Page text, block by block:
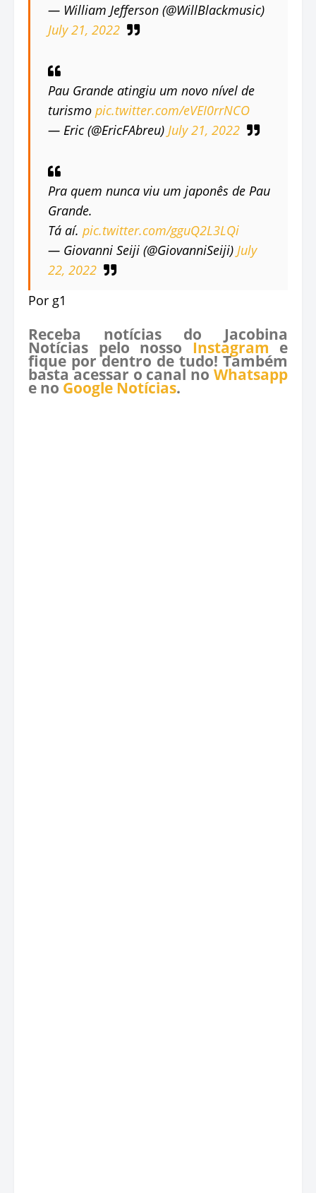
— William Jefferson (@WillBlackmusic)
July 21, 2022
Pau Grande atingiu um novo nível de
turismo pic.twitter.com/eVEI0rrNCO
— Eric (@EricFAbreu) July 21, 2022
Pra quem nunca viu um japonês de Pau
Grande.
Tá aí. pic.twitter.com/gguQ2L3LQi
— Giovanni Seiji (@GiovanniSeiji) July
22, 2022
Por g1
Receba notícias do Jacobina
Notícias pelo nosso Instagram e
fique por dentro de tudo! Também
basta acessar o canal no Whatsapp
e no Google Notícias.